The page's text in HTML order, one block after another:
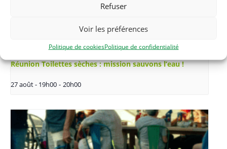
Refuser
Voir les préférences
Politique de cookiesPolitique de confidentialité
Réunion Toilettes sèches : mission sauvons l’eau !
27 août - 19h00 - 20h00